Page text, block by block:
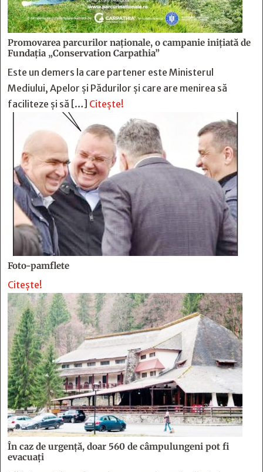
Promovarea parcurilor naționale, o campanie inițiată de
Fundația „Conservation Carpathia”
Este un demers la care partener este Ministerul
Mediului, Apelor și Pădurilor și care are menirea să
faciliteze și să […] Citește!
Foto-pamflete
Citește!
În caz de urgență, doar 560 de câmpulungeni pot fi
evacuați